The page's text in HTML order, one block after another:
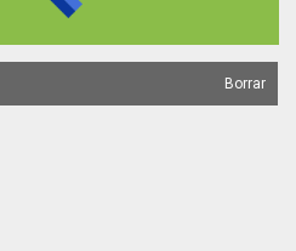
Borrar